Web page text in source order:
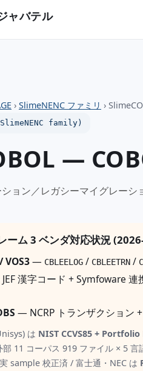
ャバテル
› SlimeNENC ファミリ ›
family)
—
ョン／レガシーマイグレー
ーム 3 ベンダ対応状況
VOS3— CBLEELOG/ CBLEETRN/
漢字コード + Symfoware 連
— NCRP トランザクション
は NIST CCVS85 + Portfolio
11 コーパス 919 ファイル × 5 言
sample 校正済 / 富士通・NEC は